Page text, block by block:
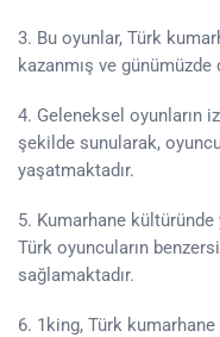
3. Bu oyunlar, Türk
kazanmış ve
4. Geleneksel oyunların
şekilde sunularak,
yaşatmaktadır.
5. Kumarhane
Türk oyuncuların
sağlamaktadır.
6. 1king, Türk